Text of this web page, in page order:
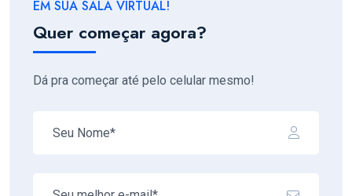
EM SUA SALA VIRTUAL!
Quer começar agora?
Dá pra começar até pelo celular mesmo!